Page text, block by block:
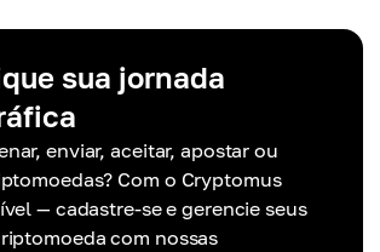
sua jornada
enviar, aceitar, apostar ou
Com o Cryptomus
— cadastre-se e gerencie seus
com nossas